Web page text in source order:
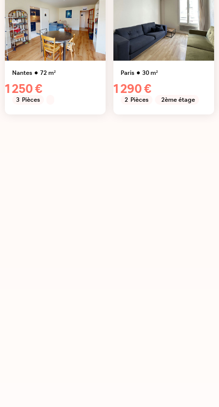
Nantes 72m²
1 250 €
3 Pièces
Paris 30m²
1 290 €
2 Pièces 2ème étage